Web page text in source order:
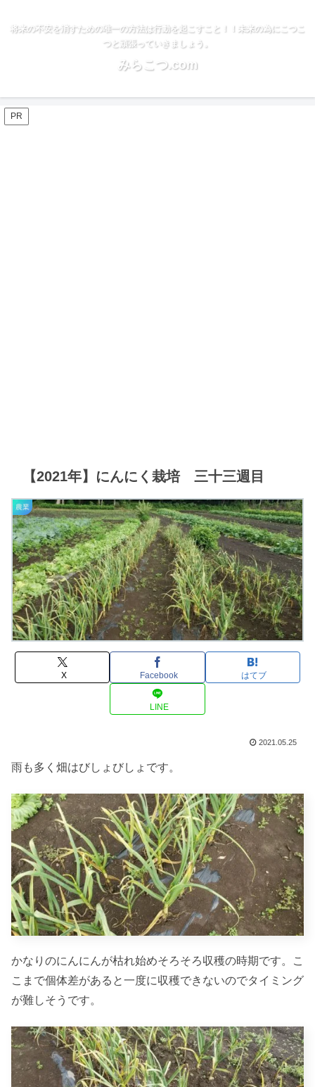
将来の不安を消すための唯一の方法は行動を起こすこと！！未来の為にこつこ
つと頑張っていきましょう。
みらこつ.com
PR
【2021年】にんにく栽培 三十三週目
農業
X Facebook はてブ
LINE
2021.05.25
雨も多く畑はびしょびしょです。
かなりのにんにんが枯れ始めそろそろ収穫の時期です。こ
こまで個体差があると一度に収穫できないのでタイミング
が難しそうです。